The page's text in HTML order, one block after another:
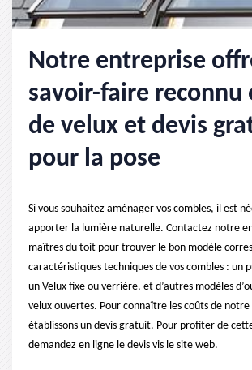
Notre entreprise
savoir-faire reconnu
de velux et devis
pour la pose
Si vous souhaitez aménager vos combles, il est
apporter la lumière naturelle. Contactez notre
maîtres du toit pour trouver le bon modèle
caractéristiques techniques de vos combles : un
un Velux fixe ou verrière, et d’autres modèles
velux ouvertes. Pour connaître les coûts de
établissons un devis gratuit. Pour profiter de
demandez en ligne le devis vis le site web.